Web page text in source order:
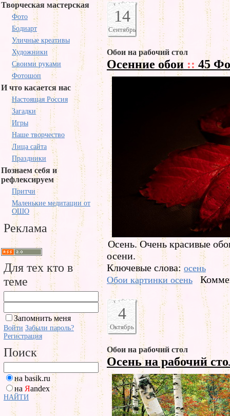
Творческая мастерская
Фото
Бодиарт
Уличные креативы
Художники
Своими руками
Фотошоп
И что касается нас
Настоящая Россия
Загадки
Игры
Наше творчество
Лица сайта
Праздники
Познаем себя и
рефлексируем
Притчи
Маленькие медитации от
ОШО
Реклама
Для тех кто в
теме
Запомнить меня
Войти Забыли пароль?
Регистрация
Поиск
на basik.ru
на Яandex
НАЙТИ
14
Сентябрь
Обои на рабочий стол
Осенние обои :: 45
Осень. Очень красивые
осени.
Ключевые слова: осень
Обои картинки осень
4
Октябрь
Обои на рабочий стол
Осень на рабочий